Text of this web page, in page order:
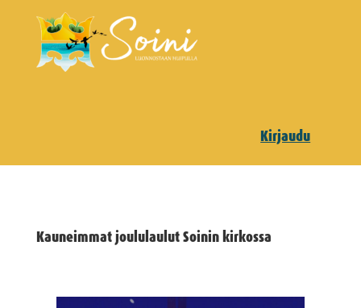
Kirjaudu
Kauneimmat joululaulut Soinin kirkossa